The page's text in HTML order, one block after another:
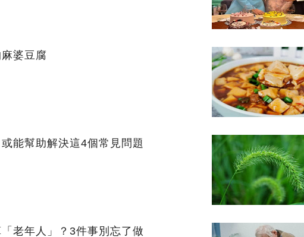
婆豆腐
能幫助解決這4個常見問題
老年人」？3件事別忘了做